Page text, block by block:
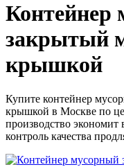
Контейнер
закрытый
крышкой
Купите контейнер
крышкой в Москве по
производство
контроль качества